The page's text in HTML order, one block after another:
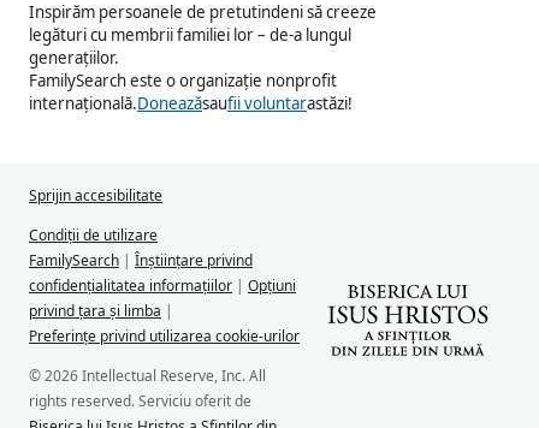
Inspirăm persoanele de pretutindeni să creeze
legături cu membrii familiei lor – de-a lungul
generațiilor.
FamilySearch este o organizație nonprofit
internațională.Doneazăsaufii voluntarastăzi!
Sprijin accesibilitate
Condiții de utilizare
FamilySearch | Înștiințare privind
confidențialitatea informațiilor | Opțiuni
privind țara și limba |
Preferințe privind utilizarea cookie-urilor
© 2026 Intellectual Reserve, Inc. All
rights reserved. Serviciu oferit de